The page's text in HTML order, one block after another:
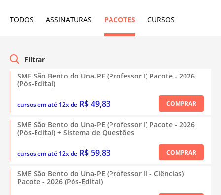
TODOS ASSINATURAS PACOTES CURSOS
SME São Bento do Una-PE (Professor I) Pacote - 2026
(Pós-Edital)
cursos em até 12x de R$ 49,83 COMPRAR
SME São Bento do Una-PE (Professor I) Pacote - 2026
(Pós-Edital) + Sistema de Questões
cursos em até 12x de R$ 59,83 COMPRAR
SME São Bento do Una-PE (Professor II - Ciências)
Pacote - 2026 (Pós-Edital)